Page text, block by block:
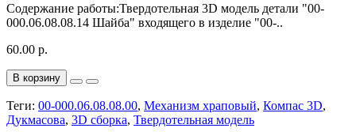
Содержание работы:Твердотельная 3D модель детали "00-
000.06.08.08.14 Шайба" входящего в изделие "00-..
60.00 р.
В корзину
Теги: 00-000.06.08.08.00, Механизм храповый, Компас 3D,
Дукмасова, 3D сборка, Твердотельная модель